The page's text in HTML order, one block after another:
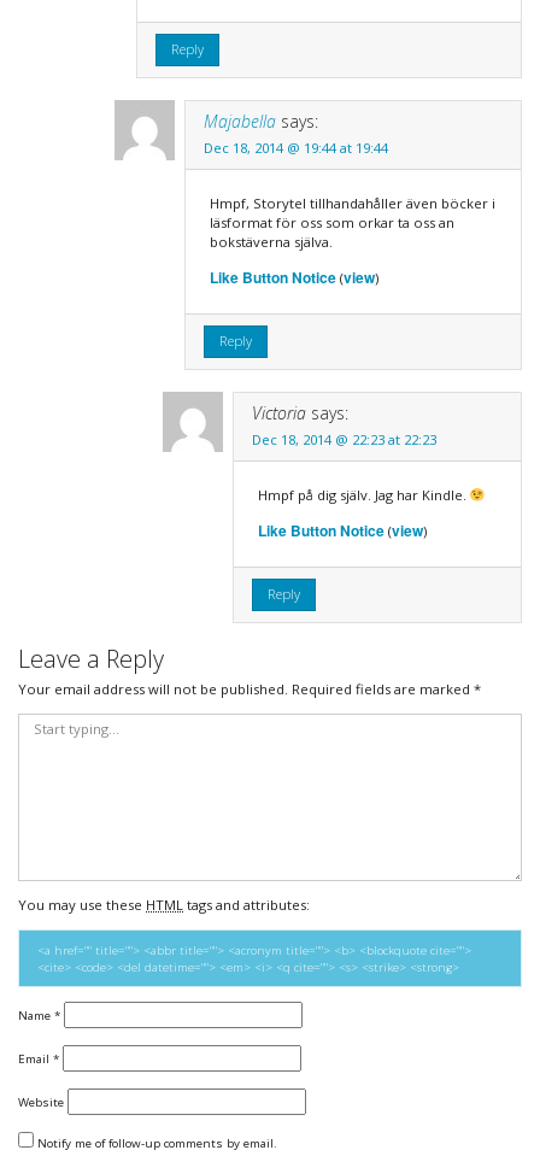
Reply
Majabella says:
Dec 18, 2014 @ 19:44 at 19:44
Hmpf, Storytel tillhandahåller även böcker i
läsformat för oss som orkar ta oss an
bokstäverna själva.
Like Button Notice(view)
Reply
Victoria says:
Dec 18, 2014 @ 22:23 at 22:23
Hmpf på dig själv. Jag har Kindle.
Like Button Notice(view)
Reply
Leave a Reply
Your email address will not be published. Required fields are marked *
You may use these HTML tags and attributes:
<a href="" title=""> <abbr title=""> <acronym title=""> <b> <blockquote cite="">
<cite> <code> <del datetime=""> <em> <i> <q cite=""> <s> <strike> <strong>
Name *
Email *
Website
Notify me of follow-up comments by email.